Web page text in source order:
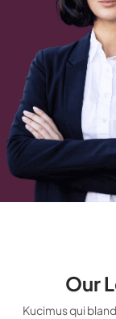
Our
Kucimus qui